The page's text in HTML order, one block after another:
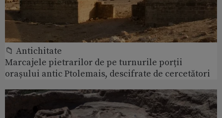
📁 Antichitate
Marcajele pietrarilor de pe turnurile porții
orașului antic Ptolemais, descifrate de cercetători